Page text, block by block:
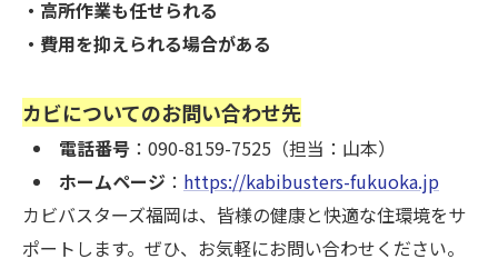
・高所作業も任せられる
・費用を抑えられる場合がある
カビについてのお問い合わせ先
電話番号：090-8159-7525（担当：山本）
ホームページ： https://kabibusters-fukuoka.jp
カビバスターズ福岡は、皆様の健康と快適な住環境をサ
ポートします。ぜひ、お気軽にお問い合わせください。